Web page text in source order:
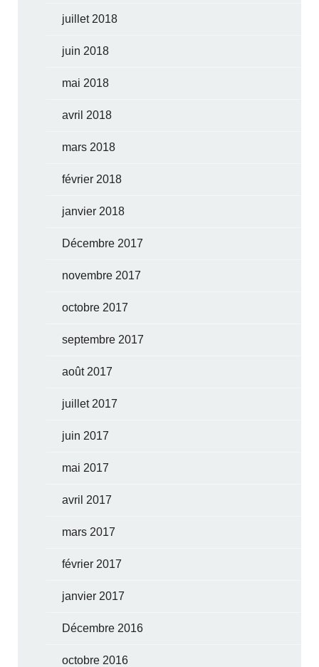
juillet 2018
juin 2018
mai 2018
avril 2018
mars 2018
février 2018
janvier 2018
Décembre 2017
novembre 2017
octobre 2017
septembre 2017
août 2017
juillet 2017
juin 2017
mai 2017
avril 2017
mars 2017
février 2017
janvier 2017
Décembre 2016
octobre 2016